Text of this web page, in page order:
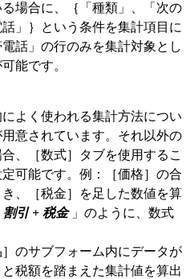
場合に、｛「種類」、「次の
」｝という条件を集計項目に
話」の行のみを集計対象とし
能です。
よく使われる集計方法につい
意されています。それ以外の
、［数式］タブを使用するこ
可能です。例：［価格］の合
、［税金］を足した数値を算
割引 + 税金 」のように、数式
のサブフォーム内にデータが
税額を踏まえた集計値を算出